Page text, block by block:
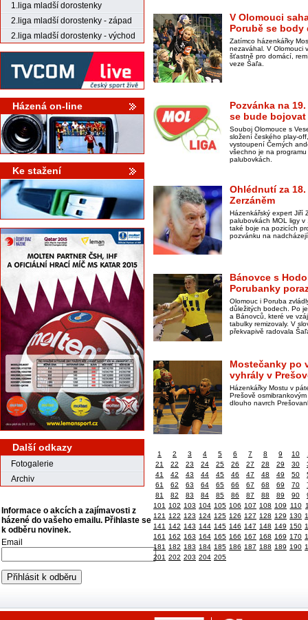
1.liga mladší dorostenky
2.liga mladší dorostenky - západ
2.liga mladší dorostenky - východ
Házená on-line
Ke stažení
Další odkazy
Fotogalerie
Archiv
Informace o akcích a zajímavosti z
házené do vašeho emailu. Přihlaste se
k odběru novinek.
Email
V Olomouci
Porubě se body
Zatímco házenkářky
nezaváhal. V Olomouci
šťastně pro domácí,
veze Šaľa.
Pozvánka na
se bude
Souboj Olomouce s
složení českého play-
vystoupení Černých
všechno je na
palubovkách.
Ohlédnutí za
Zerzáněm
Házenkářský expert Jiří
palubovkách MOL ligy
také boje na pozicích
pozvánku na
Bánovce s
Porubanky
Olomouc i Poruba
důležitých bodech. Po
a Bánovců, které ve
tabulky remizovaly. V
překvapivě radovala
Mostečanky po
vyhrály v
Házenkářky Mostu v
Prešově
dlouho navrch
1 2 3 4 5 6 7 8 9 10
21
22 23 24 25 26 27 28 29 30
41
42 43 44 45 46 47 48 49 50
61
62 63 64 65 66 67 68 69 70
81
82 83 84 85 86 87 88 89 90
101
102 103 104 105 106 107 108 109 110
121
122 123 124 125 126 127 128 129 130
141
142 143 144 145 146 147 148 149 150
161
162 163 164 165 166 167 168 169 170
181
182 183 184 185 186 187 188 189 190
201 202 203 204 205